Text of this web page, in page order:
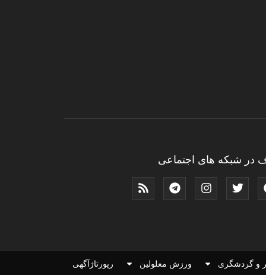
در شبکه های اجتماعی
و گردشگری ورزش معلولین رپورتاژآگهی